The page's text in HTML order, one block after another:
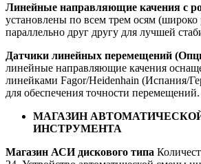
Линейные направляющие качения с
установлены по всем трем осям
параллельно друг другу для лучшей
Датчики линейных перемещений
линейные направляющие качения
линейками Fagor/Heidenhain (Испания/
для обеспечения точности перемещений.
МАГАЗИН
ИНСТРУМЕНТА
Магазин АСИ дискового типа